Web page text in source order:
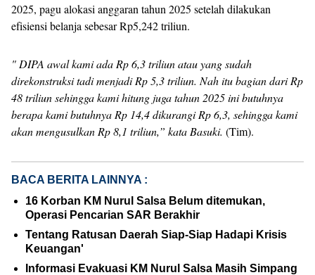
2025, pagu alokasi anggaran tahun 2025 setelah dilakukan
efisiensi belanja sebesar Rp5,242 triliun.
" DIPA awal kami ada Rp 6,3 triliun atau yang sudah
direkonstruksi tadi menjadi Rp 5,3 triliun. Nah itu bagian dari Rp
48 triliun sehingga kami hitung juga tahun 2025 ini butuhnya
berapa kami butuhnya Rp 14,4 dikurangi Rp 6,3, sehingga kami
akan mengusulkan Rp 8,1 triliun,” kata Basuki. (Tim).
BACA BERITA LAINNYA :
16 Korban KM Nurul Salsa Belum ditemukan,
Operasi Pencarian SAR Berakhir
Tentang Ratusan Daerah Siap-Siap Hadapi Krisis
Keuangan'
Informasi Evakuasi KM Nurul Salsa Masih Simpang